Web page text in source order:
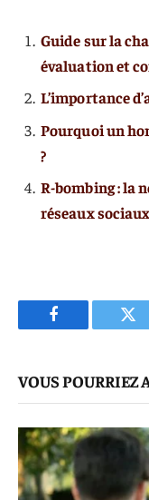
Guide sur la
évaluation et
L’importance
Pourquoi un
?
R-bombing : la
réseaux sociaux
Facebook
VOUS POURRIEZ